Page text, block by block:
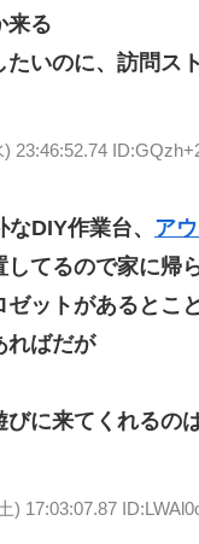
来る
たいのに、訪問ス
) 23:46:52.74
DIY作業台、 ア
してるので家に帰
ットがあるとこ
ればだが
に来てくれるの
) 17:03:07.87